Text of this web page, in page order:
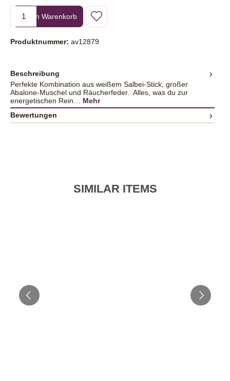
Produkt Anzahl: Gib den gewünschten Wert ein oder benutze die
In den Warenkorb
Produktnummer: av12879
Beschreibung
Perfekte Kombination aus weißem Salbei-Stick, großer
Abalone-Muschel und Räucherfeder. Alles, was du zur
energetischen Rein… Mehr
Bewertungen
SIMILAR ITEMS